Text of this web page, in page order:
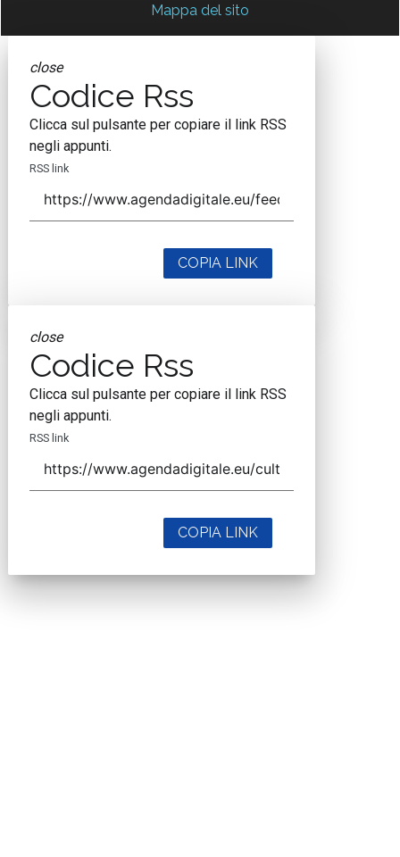
Mappa del sito
close
Codice Rss
Clicca sul pulsante per copiare il link RSS
negli appunti.
RSS link
COPIA LINK
close
Codice Rss
Clicca sul pulsante per copiare il link RSS
negli appunti.
RSS link
COPIA LINK